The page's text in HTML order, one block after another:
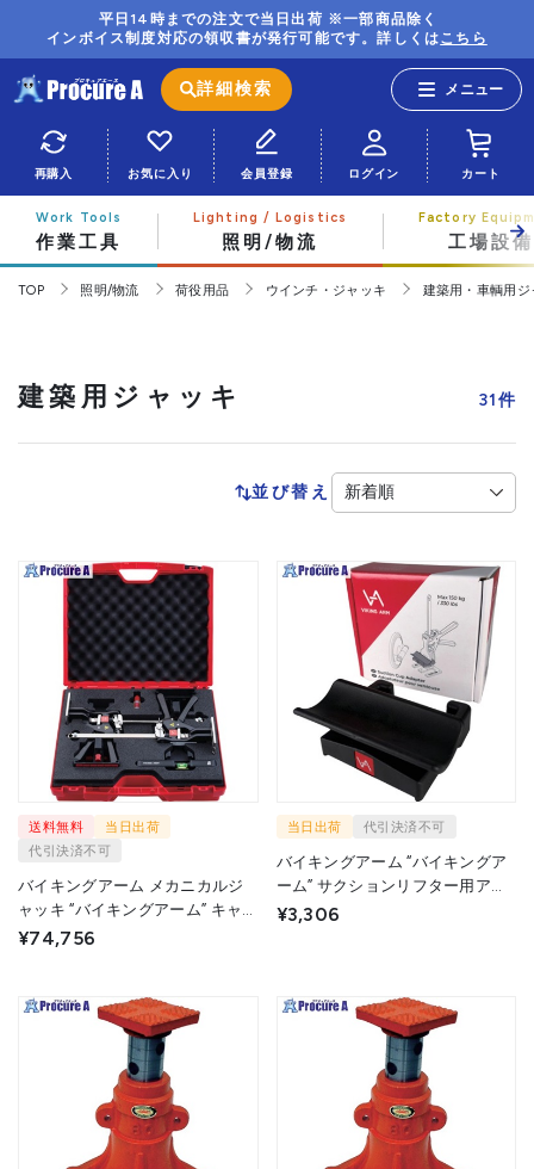
平日14時までの注文で当日出荷 ※一部商品除く
インボイス制度対応の領収書が発行可能です。詳しくはこちら
詳細検索
再購入 お気に入り 会員登録 ログイン カート
作業工具 照明/物流 工場設備
TOP 照明/物流 荷役用品 ウインチ・ジャッキ 建築用・車輌用ジ
建築用ジャッキ 31件
並び替え
送料無料
当日出荷
代引決済不可
バイキングアーム メカニカルジ
ャッキ “バイキングアーム” キャビ
ネット設置セット VA0435 1S
¥74,756
当日出荷 代引決済不可
バイキングアーム “バイキングア
ーム” サクションリフター用アダ
プター(1個入) VA0657 1個
¥3,306